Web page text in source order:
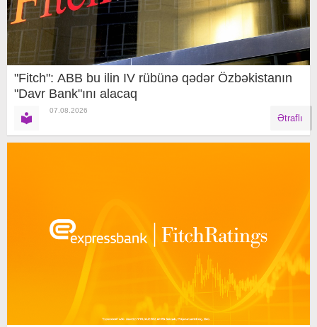
"Fitch": ABB bu ilin IV rübünə qədər Özbəkistanın
"Davr Bank"ını alacaq
07.08.2026
Ətraflı